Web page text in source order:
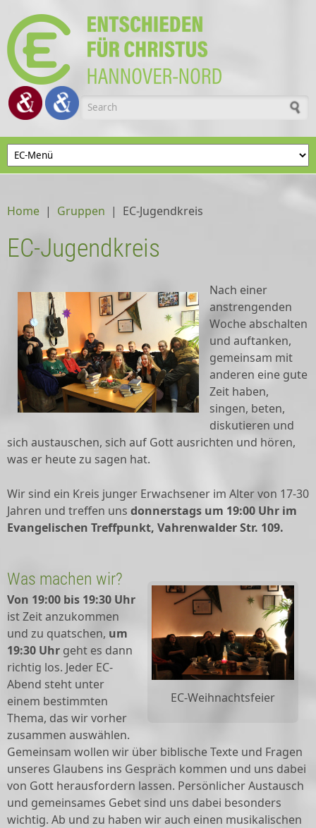
Search form
Home | Gruppen | EC-Jugendkreis
EC-Jugendkreis
Nach einer
anstrengenden
Woche abschalten
und auftanken,
gemeinsam mit
anderen eine gute
Zeit haben,
singen, beten,
diskutieren und
sich austauschen, sich auf Gott ausrichten und hören,
was er heute zu sagen hat.
Wir sind ein Kreis junger Erwachsener im Alter von 17-30
Jahren und treffen uns donnerstags um 19:00 Uhr im
Evangelischen Treffpunkt, Vahrenwalder Str. 109.
EC-Weihnachtsfeier
Was machen wir?
Von 19:00 bis 19:30 Uhr
ist Zeit anzukommen
und zu quatschen, um
19:30 Uhr geht es dann
richtig los. Jeder EC-
Abend steht unter
einem bestimmten
Thema, das wir vorher
zusammen auswählen.
Gemeinsam wollen wir über biblische Texte und Fragen
unseres Glaubens ins Gespräch kommen und uns dabei
von Gott herausfordern lassen. Persönlicher Austausch
und gemeinsames Gebet sind uns dabei besonders
wichtig. Ab und zu haben wir auch einen musikalischen